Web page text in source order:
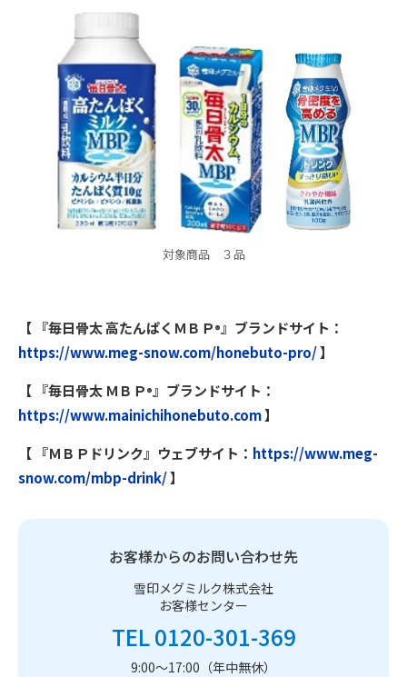
対象商品 ３品
【 『毎日骨太 高たんぱくＭＢＰ ® 』ブランドサイト：
https://www.meg-snow.com/honebuto-pro/】
【 『毎日骨太 ＭＢＰ ® 』ブランドサイト：
https://www.mainichihonebuto.com】
【 『ＭＢＰドリンク』ウェブサイト： https://www.meg-
snow.com/mbp-drink/】
お客様からのお問い合わせ先
雪印メグミルク株式会社
お客様センター
TEL 0120-301-369
9:00～17:00（年中無休）